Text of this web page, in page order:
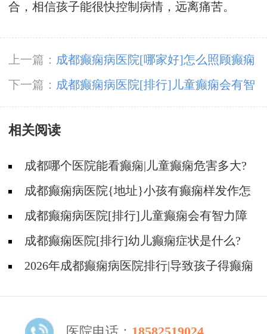
合，相信孩子能很快控制病情，远离痛苦。
上一篇： 成都癫痫病医院[哪家好]怎么照顾癫痫
病人?
下一篇： 成都癫痫病医院[排行]儿童癫痫会有智
力障碍吗?
相关阅读
成都哪个医院能看癫痫|儿童癫痫危害多大?
成都癫痫病医院{地址}小孩有癫痫样发作怎
么办?成都癫痫病医院[排行]儿童癫痫会有智力障
碍吗?成都癫痫医院[排行]幼儿癫痫症状是什么?
2026年成都癫痫病医院排行|导致孩子得癫痫